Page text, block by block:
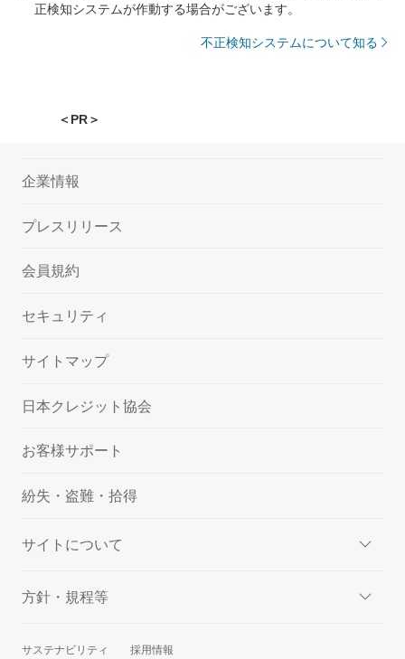
正検知システムが作動する場合がございます。
不正検知システムについて知る
＜PR＞
企業情報
プレスリリース
会員規約
セキュリティ
サイトマップ
日本クレジット協会
お客様サポート
紛失・盗難・拾得
サイトについて
方針・規程等
サステナビリティ 採用情報